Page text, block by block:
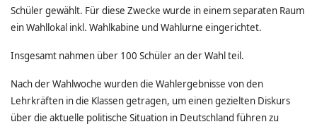
Schüler gewählt. Für diese Zwecke wurde in einem separaten Raum
ein Wahllokal inkl. Wahlkabine und Wahlurne eingerichtet.
Insgesamt nahmen über 100 Schüler an der Wahl teil.
Nach der Wahlwoche wurden die Wahlergebnisse von den
Lehrkräften in die Klassen getragen, um einen gezielten Diskurs
über die aktuelle politische Situation in Deutschland führen zu